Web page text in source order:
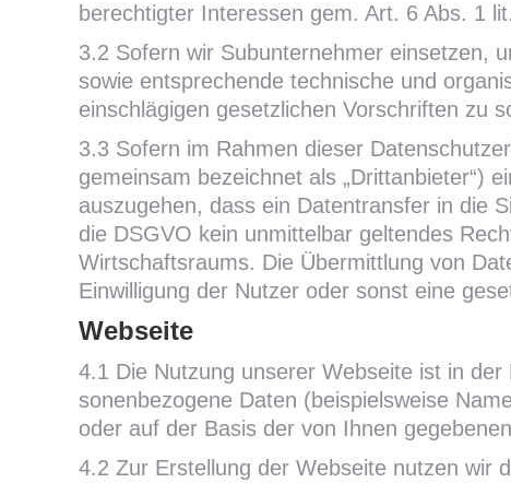
berechtigter Interessen gem. Art. 6 Abs. 1
3.2 Sofern wir Subunternehmer einsetzen,
sowie entsprechende technische und
einschlägigen gesetzlichen Vorschriften zu
3.3 Sofern im Rahmen dieser
gemeinsam bezeichnet als „Drittanbieter“)
auszugehen, dass ein Datentransfer in die
die DSGVO kein unmittelbar geltendes
Wirtschaftsraums. Die Übermittlung von
Einwilligung der Nutzer oder sonst eine
Webseite
4.1 Die Nutzung unserer Web­seite ist in
son­en­bezo­gene Daten (beis­piels­weise
oder auf der Basis der von Ihnen
4.2 Zur Erstellung der Webseite nutzen wir